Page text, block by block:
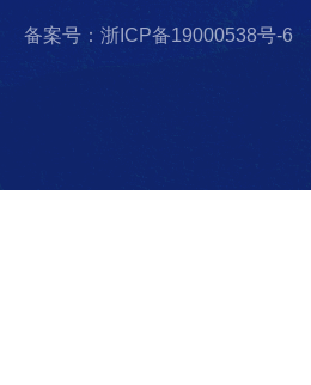
备案号：浙ICP备19000538号-6